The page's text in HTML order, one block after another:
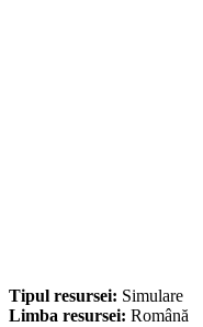
Tipul resursei: Simulare
Limba resursei: Română